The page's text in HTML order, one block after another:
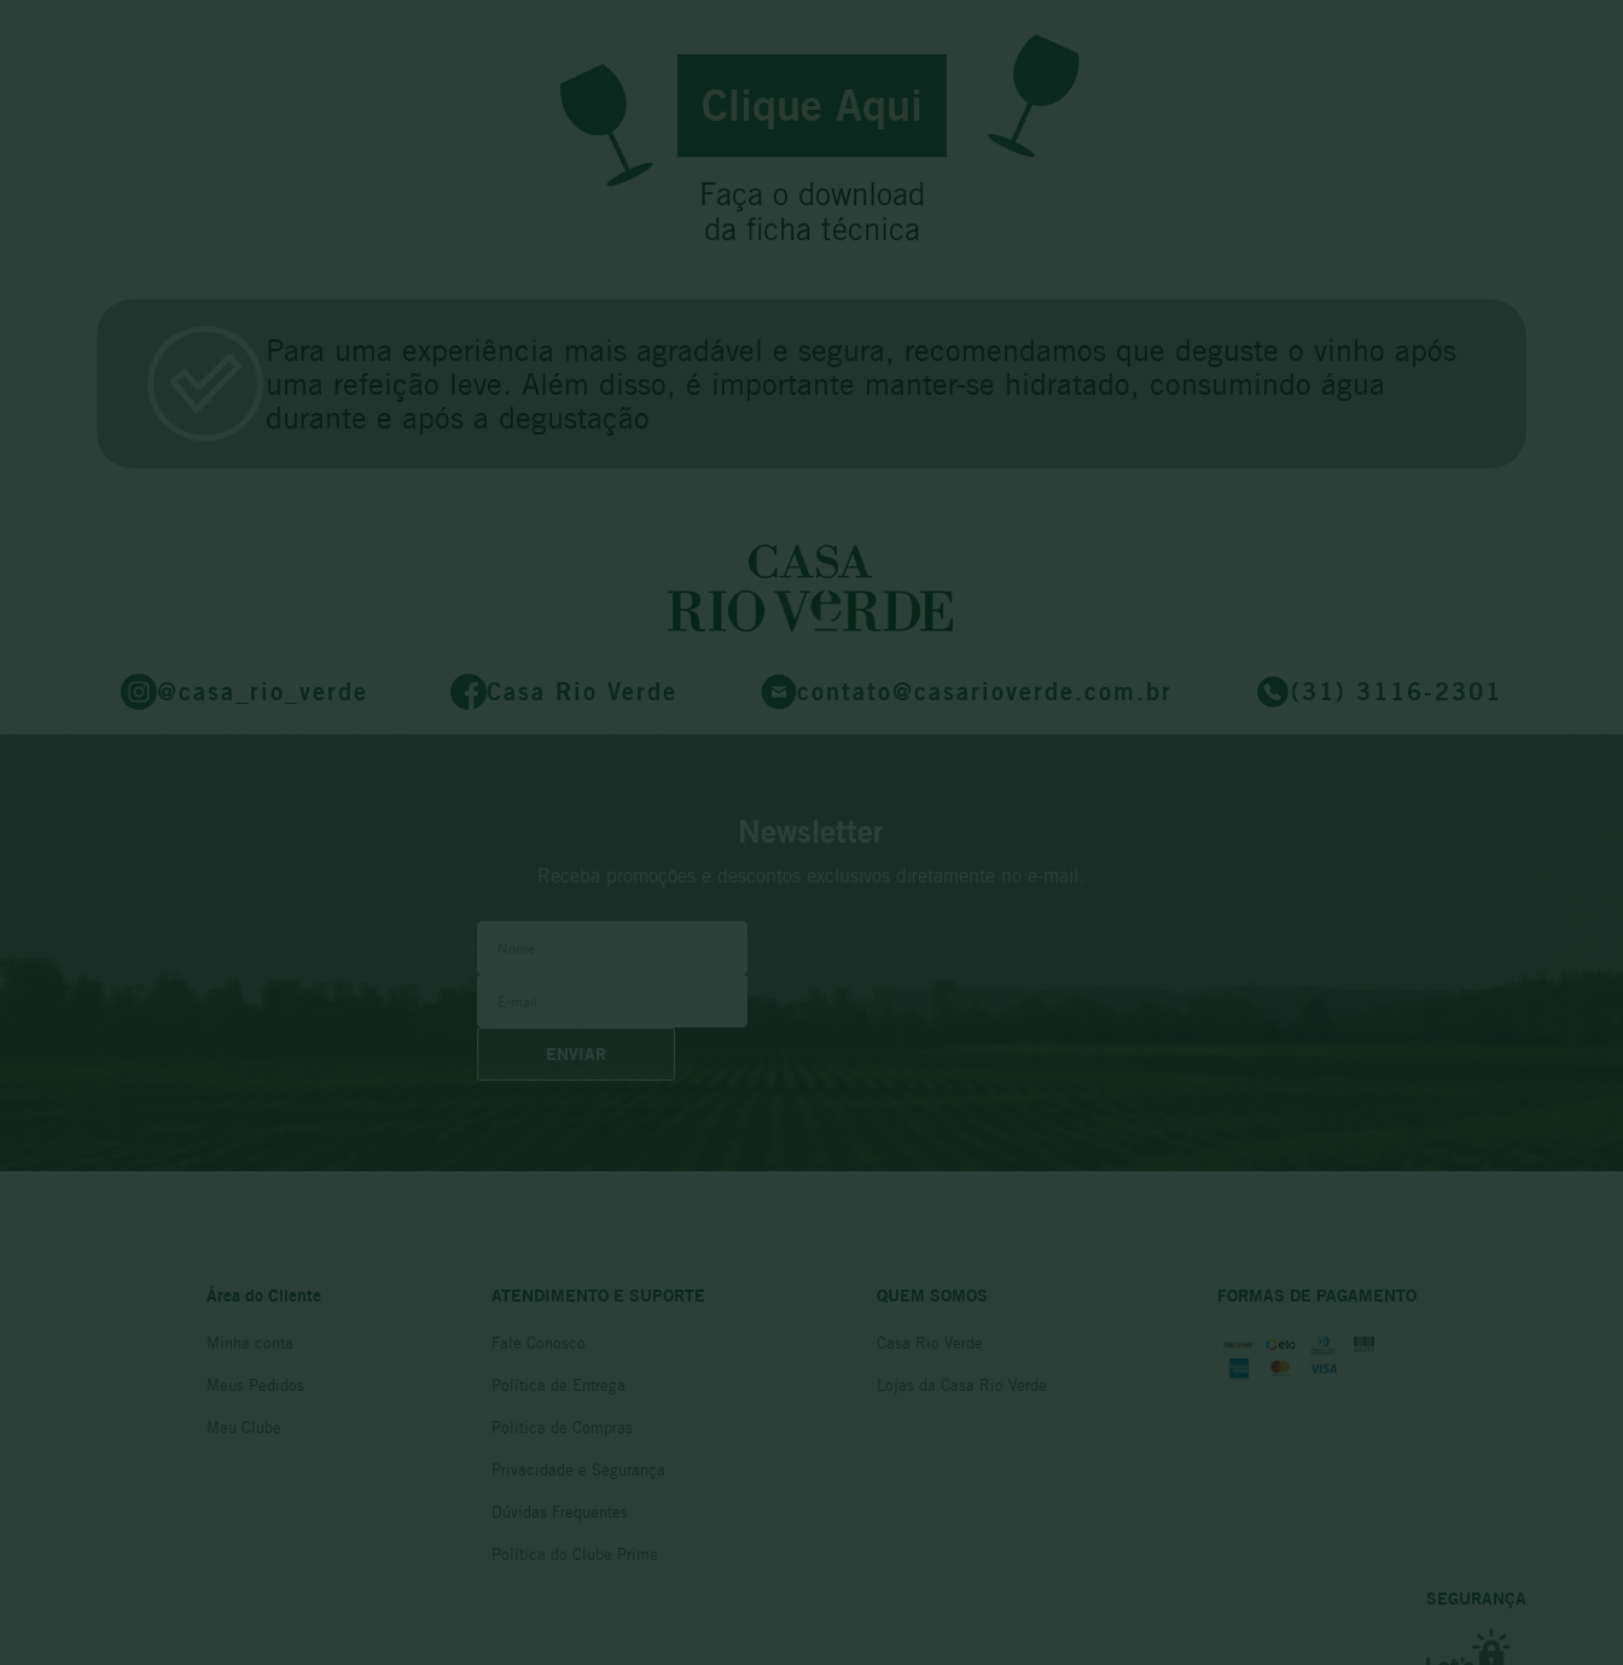
Clique Aqui
Faça o download
da ficha técnica
Para uma experiência mais agradável e segura, recomendamos que deguste o vinho após
uma refeição leve. Além disso, é importante manter-se hidratado, consumindo água
durante e após a degustação
@casa_rio_verde Casa Rio Verde contato@casarioverde.com.br (31) 3116-2301
ENVIAR
Área do Cliente ATENDIMENTO E SUPORTE QUEM SOMOS FORMAS DE PAGAMENTO
SEGURANÇA